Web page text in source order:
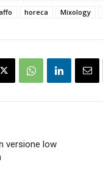
horeca Mixology
versione low